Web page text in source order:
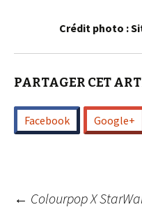
Crédit photo :
PARTAGER CET
Facebook Google+
← Colourpop X